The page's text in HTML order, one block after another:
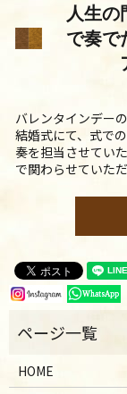
人生
で奏で
バレンタインデー
結婚式にて、式で
奏を担当させてい
で関わらせていた
HOME